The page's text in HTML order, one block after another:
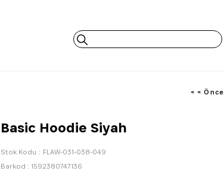
< <
Basic Hoodie Siyah
Stok Kodu
FLAW-031-038-049
Barkod : 1592380747136